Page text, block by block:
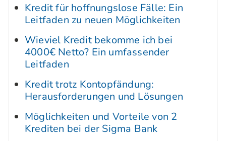
Kredit für hoffnungslose Fälle: Ein
Leitfaden zu neuen Möglichkeiten
Wieviel Kredit bekomme ich bei
4000€ Netto? Ein umfassender
Leitfaden
Kredit trotz Kontopfändung:
Herausforderungen und Lösungen
Möglichkeiten und Vorteile von 2
Krediten bei der Sigma Bank